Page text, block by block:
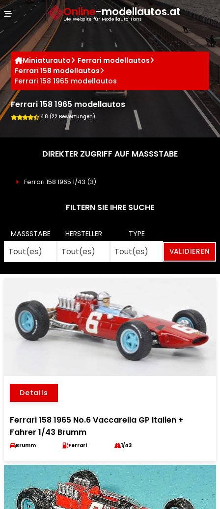
Online-modellautos.at
Die Website für Modellauto-Fans
Miniaturauto
Ferrari modellautos
Ferrari 158 modellautos
Ferrari 158 1965 modellautos
Ferrari 158 1965 modellautos
4.8 (22 Bewertungen)
DIREKTER ZUGRIFF AUF MASSSTABE
Ferrari 158 1965 1/43 (3)
FILTERN SIE IHRE SUCHE
MASSSTABE HERSTELLER TYPE
Details
Ferrari 158 1965 No.6 Vaccarella GP Italien +
Fahrer 1/43 Brumm
Brumm Ferrari 1/43
Cookie-Einstellungen